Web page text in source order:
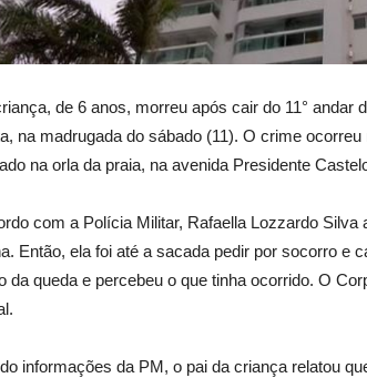
de 6 anos, morreu após cair do 11° andar
na madrugada do sábado (11). O crime
na orla da praia, na avenida Presidente
com a Polícia Militar, Rafaella Lozzardo
Então, ela foi até a sacada pedir por socorro e
da queda e percebeu o que tinha ocorrido. O
informações da PM, o pai da criança relatou